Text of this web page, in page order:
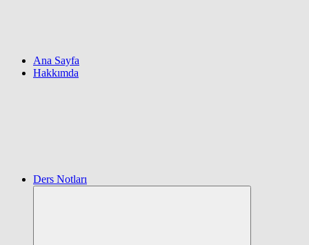
Ana Sayfa
Hakkımda
Ders Notları